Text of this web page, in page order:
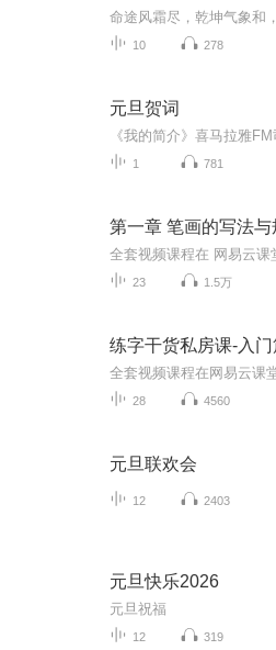
10 278
元旦贺词
1 781
第一章 笔画的写法
23 1.5万
练字干货私房课-入
28 4560
元旦联欢会
12 2403
元旦快乐2026
元旦祝福
12 319